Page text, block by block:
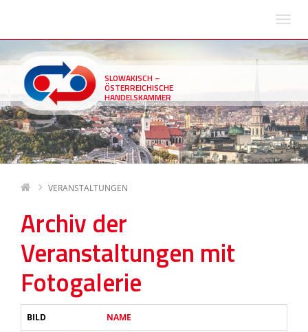
SLOWAKISCH –
ÖSTERREICHISCHE
HANDELSKAMMER
VERANSTALTUNGEN
Archiv der
Veranstaltungen mit
Fotogalerie
BILD NAME